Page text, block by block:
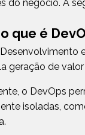
do negócio. A
que é
geração de
o DevOps
isoladas,